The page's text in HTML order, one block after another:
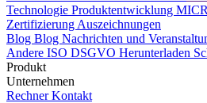
Technologie Produktentwicklung
Zertifizierung Auszeichnungen
Blog Blog Nachrichten und
Andere ISO DSGVO Herunterladen
Produkt
Unternehmen
Rechner Kontakt